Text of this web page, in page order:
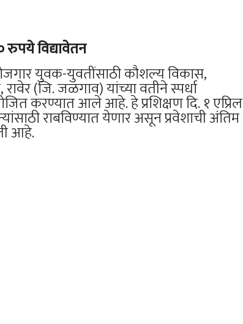
रुपये विद्यावेतन
युवक-युवतींसाठी कौशल्य विकास,
रावेर (जि. जळगाव) यांच्या वतीने स्पर्धा
करण्यात आले आहे. हे प्रशिक्षण दि. १ एप्रिल
राबविण्यात येणार असून प्रवेशाची अंतिम
आहे.